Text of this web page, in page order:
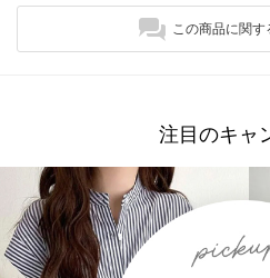
この商品に関
注目のキャ